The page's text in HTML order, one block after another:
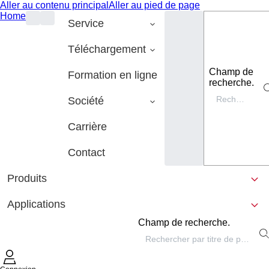
Aller au contenu principal Aller au pied de page
Home
Service
Téléchargement
Formation en ligne
Société
Carrière
Contact
Champ de
recherche.
Produits
Applications
Champ de recherche.